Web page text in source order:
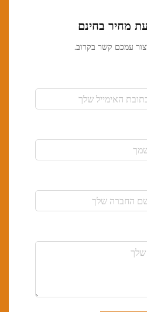
מחיר בחינם
עמכם קשר בקרוב.